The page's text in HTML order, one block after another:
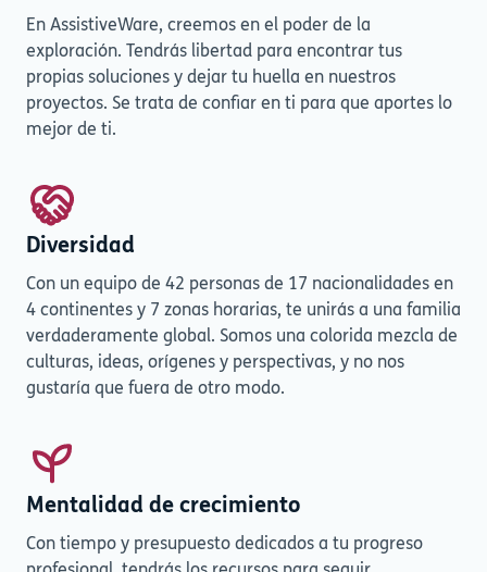
En AssistiveWare, creemos en el poder de la
exploración. Tendrás libertad para encontrar tus
propias soluciones y dejar tu huella en nuestros
proyectos. Se trata de confiar en ti para que aportes lo
mejor de ti.
Diversidad
Con un equipo de 42 personas de 17 nacionalidades en
4 continentes y 7 zonas horarias, te unirás a una familia
verdaderamente global. Somos una colorida mezcla de
culturas, ideas, orígenes y perspectivas, y no nos
gustaría que fuera de otro modo.
Mentalidad de crecimiento
Con tiempo y presupuesto dedicados a tu progreso